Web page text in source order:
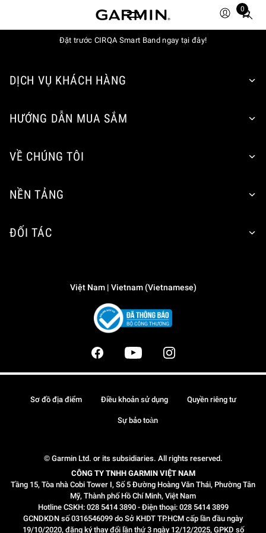
0
Total
items
Đặt trước CIRQA Smart Band ngay tại đây!
DỊCH VỤ KHÁCH HÀNG
HƯỚNG DẪN MUA SẮM
VỀ CHÚNG TÔI
NỀN TẢNG
ĐỐI TÁC
Việt Nam | Vietnam (Vietnamese)
© Garmin Ltd. or its subsidiaries. All rights reserved.
CÔNG TY TNHH GARMIN VIỆT NAM
Tầng 15, Tòa nhà Cobi Tower I, Số 5 Đường Hoàng Văn Thái, Phường Tân
Mỹ, Thành phố Hồ Chí Minh, Việt Nam
Hotline CSKH: 028 5414 3890 - Điện thoại: 028 5414 3899
GCNDKDN số 0316546099 do Sở KHDT TP.HCM cấp lần đầu ngày
19/10/2020, đăng ký thay đổi lần thứ 3 ngày 12/12/2025, GPKD số
Sơ đồ địa điểm Điều khoản sử dụng Quyền riêng tư
Sự bảo toàn